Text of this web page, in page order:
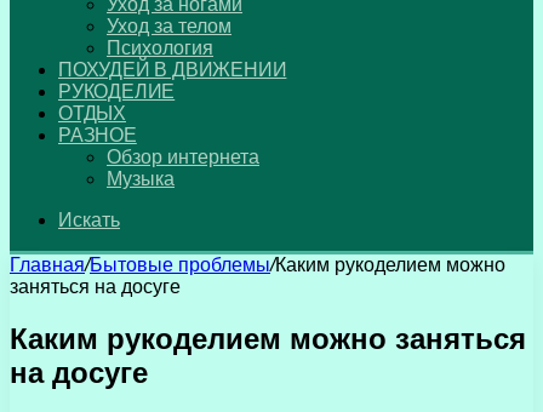
Уход за ногами
Уход за телом
Психология
ПОХУДЕЙ В ДВИЖЕНИИ
РУКОДЕЛИЕ
ОТДЫХ
РАЗНОЕ
Обзор интернета
Музыка
Искать
Главная/Бытовые проблемы/Каким рукоделием можно
заняться на досуге
Каким рукоделием можно заняться
на досуге